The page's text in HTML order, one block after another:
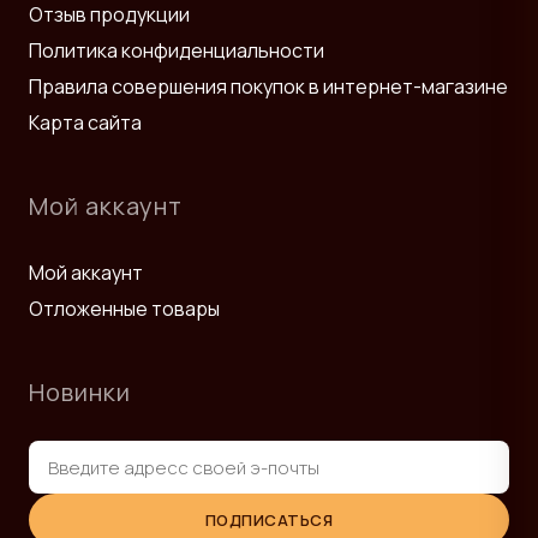
Отзыв продукции
Политика конфиденциальности
Правила совершения покупок в интернет-магазине
Карта сайта
Мой аккаунт
Мой аккаунт
Отложенные товары
Новинки
ПОДПИСАТЬСЯ